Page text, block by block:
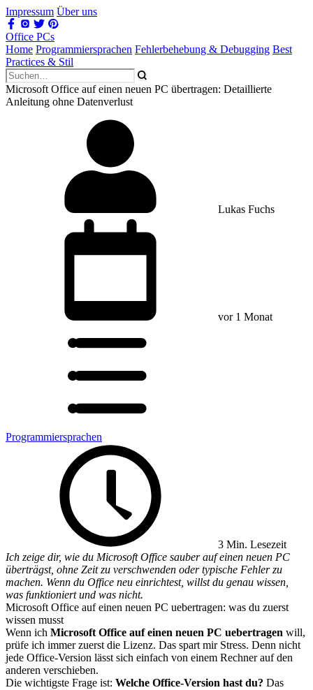
Impressum Über uns
Office PCs
Home Programmiersprachen Fehlerbehebung & Debugging Best
Practices & Stil
Microsoft Office auf einen neuen PC übertragen: Detaillierte
Anleitung ohne Datenverlust
Lukas Fuchs
vor 1 Monat
Programmiersprachen
3 Min. Lesezeit
Ich zeige dir, wie du Microsoft Office sauber auf einen neuen PC
überträgst, ohne Zeit zu verschwenden oder typische Fehler zu
machen. Wenn du Office neu einrichtest, willst du genau wissen,
was funktioniert und was nicht.
Microsoft Office auf einen neuen PC uebertragen: was du zuerst
wissen musst
Wenn ich Microsoft Office auf einen neuen PC uebertragen will,
prüfe ich immer zuerst die Lizenz. Das spart mir Stress. Denn nicht
jede Office-Version lässt sich einfach von einem Rechner auf den
anderen verschieben.
Die wichtigste Frage ist: Welche Office-Version hast du? Das